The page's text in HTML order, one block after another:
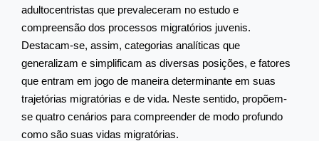
adultocentristas que prevaleceram no estudo e
compreensão dos processos migratórios juvenis.
Destacam-se, assim, categorias analíticas que
generalizam e simplificam as diversas posições, e fatores
que entram em jogo de maneira determinante em suas
trajetórias migratórias e de vida. Neste sentido, propõem-
se quatro cenários para compreender de modo profundo
como são suas vidas migratórias.